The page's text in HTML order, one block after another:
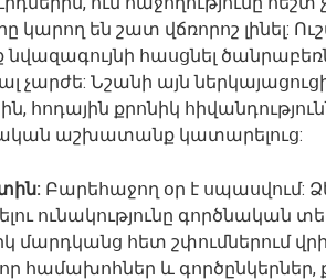
կարող են շատ վճռորոշ լինել:
նվազագույնի հասցնել
չարժե: Նշանի այն
հոդային քրոնիկ
աշխատանք կատարելուց:
Բարեհաջող օր է սպասվում:
ունակությունը գործնական
մարդկանց հետ շփումներում
համախոհներ և